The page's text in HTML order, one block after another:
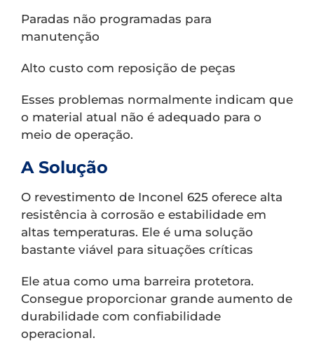
Paradas não programadas para
manutenção
Alto custo com reposição de peças
Esses problemas normalmente indicam que
o material atual não é adequado para o
meio de operação.
A Solução
O revestimento de Inconel 625 oferece alta
resistência à corrosão e estabilidade em
altas temperaturas. Ele é uma solução
bastante viável para situações críticas
Ele atua como uma barreira protetora.
Consegue proporcionar grande aumento de
durabilidade com confiabilidade
operacional.